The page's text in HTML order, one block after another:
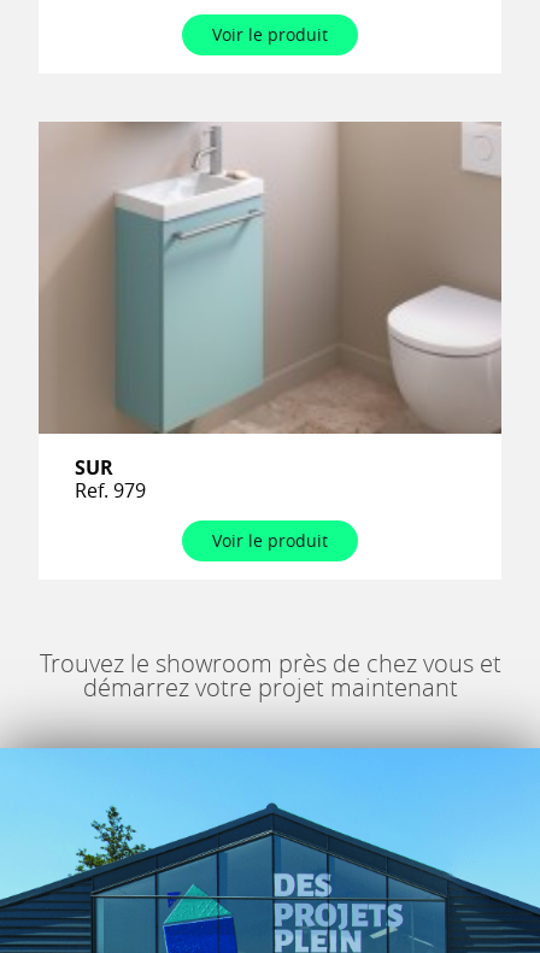
Voir le produit
SUR
Ref. 979
Voir le produit
Trouvez le showroom près de chez vous et
démarrez votre projet maintenant